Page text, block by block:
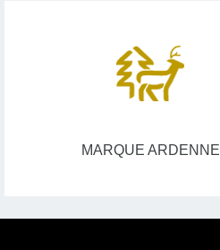
MARQUE ARDENNE